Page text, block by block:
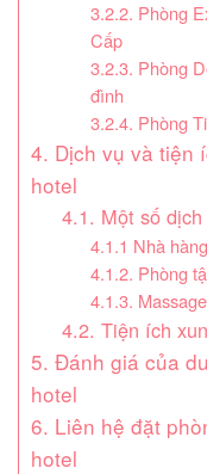
3.2.2. Phòng
Cấp
3.2.3. Phòng
đình
3.2.4. Phòng
4. Dịch vụ và tiện
hotel
4.1. Một số
4.1.1 Nhà
4.1.2. Phòng
4.1.3. Massage
4.2. Tiện ích
5. Đánh giá của
hotel
6. Liên hệ đặt
hotel